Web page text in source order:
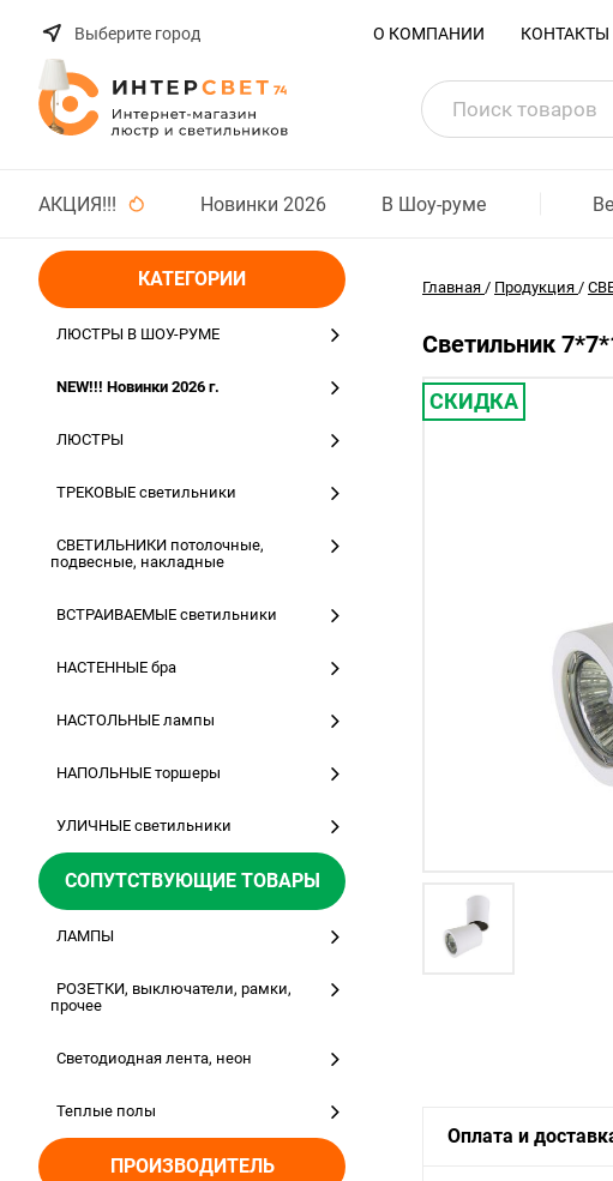
Выберите город О КОМПАНИИ КОНТАКТЫ
АКЦИЯ!!! Новинки 2026 В Шоу-руме
КАТЕГОРИИ
ЛЮСТРЫ В ШОУ-РУМЕ
NEW!!! Новинки 2026 г.
ЛЮСТРЫ
ТРЕКОВЫЕ светильники
СВЕТИЛЬНИКИ потолочные,
подвесные, накладные
ВСТРАИВАЕМЫЕ светильники
НАСТЕННЫЕ бра
НАСТОЛЬНЫЕ лампы
НАПОЛЬНЫЕ торшеры
УЛИЧНЫЕ светильники
СОПУТСТВУЮЩИЕ ТОВАРЫ
ЛАМПЫ
РОЗЕТКИ, выключатели, рамки,
прочее
Светодиодная лента, неон
Теплые полы
ПРОИЗВОДИТЕЛЬ
Главная / Продукция /
Светильник
СКИДКА
Оплата и